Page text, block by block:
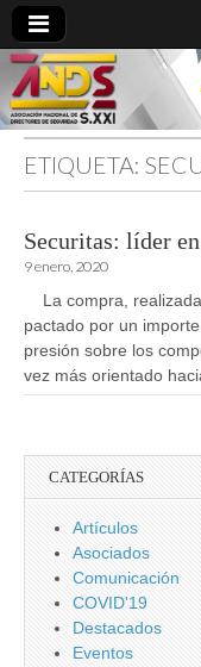
ETIQUETA:
Securitas: líder
9 enero, 2020
La compra,
pactado por un
presión sobre los
vez más orientado
CATEGORÍAS
Artículos
Asociados
Comunicación
COVID'19
Destacados
Eventos